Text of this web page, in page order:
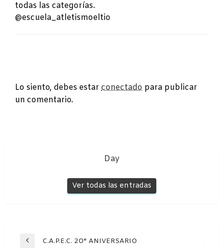
todas las categorías.
@escuela_atletismoeltio
Lo siento, debes estar conectado para publicar
un comentario.
Day
Ver todas las entradas
Navegación
EntradaC.A.P.E.C. 2O° ANIVERSARIO